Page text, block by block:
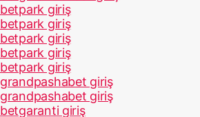
betpark giriş
betpark giriş
betpark giriş
betpark giriş
betpark giriş
grandpashabet giriş
grandpashabet giriş
betgaranti giriş